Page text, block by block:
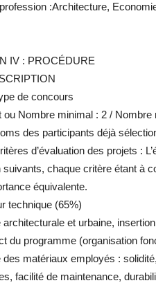
:Architecture,
IV : PROCÉDURE
de concours
ou Nombre minimal : 2 / Nombre
des participants déjà
d’évaluation des projets :
suivants, chaque critère étant à
équivalente.
technique (65%)
architecturale et urbaine,
du programme (organisation
des matériaux employés :
facilité de maintenance,